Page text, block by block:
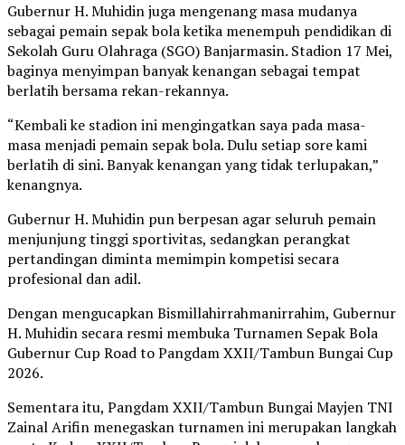
Gubernur H. Muhidin juga mengenang masa mudanya
sebagai pemain sepak bola ketika menempuh pendidikan di
Sekolah Guru Olahraga (SGO) Banjarmasin. Stadion 17 Mei,
baginya menyimpan banyak kenangan sebagai tempat
berlatih bersama rekan-rekannya.
“Kembali ke stadion ini mengingatkan saya pada masa-
masa menjadi pemain sepak bola. Dulu setiap sore kami
berlatih di sini. Banyak kenangan yang tidak terlupakan,”
kenangnya.
Gubernur H. Muhidin pun berpesan agar seluruh pemain
menjunjung tinggi sportivitas, sedangkan perangkat
pertandingan diminta memimpin kompetisi secara
profesional dan adil.
Dengan mengucapkan Bismillahirrahmanirrahim, Gubernur
H. Muhidin secara resmi membuka Turnamen Sepak Bola
Gubernur Cup Road to Pangdam XXII/Tambun Bungai Cup
2026.
Sementara itu, Pangdam XXII/Tambun Bungai Mayjen TNI
Zainal Arifin menegaskan turnamen ini merupakan langkah